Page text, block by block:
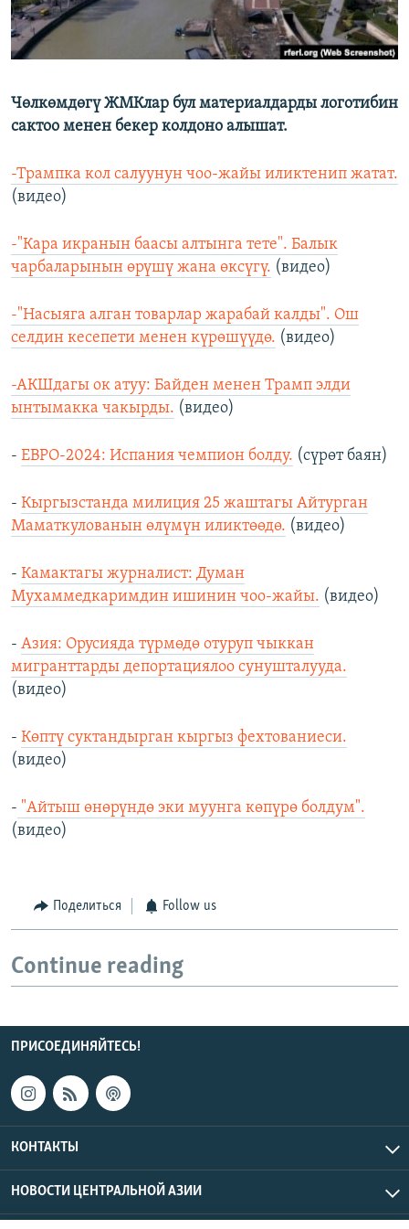
Чөлкөмдөгү ЖМКлар бул материалдарды логотибин
сактоо менен бекер колдоно алышат.
-Трампка кол салуунун чоо-жайы иликтенип жатат.
(видео)
-"Кара икранын баасы алтынга тете". Балык
чарбаларынын өрүшү жана өксүгү. (видео)
-"Насыяга алган товарлар жарабай калды". Ош
селдин кесепети менен күрөшүүдө. (видео)
-АКШдагы ок атуу: Байден менен Трамп элди
ынтымакка чакырды. (видео)
- ЕВРО-2024: Испания чемпион болду. (сүрөт баян)
- Кыргызстанда милиция 25 жаштагы Айтурган
Маматкулованын өлүмүн иликтөөдө. (видео)
- Камактагы журналист: Думан
Мухаммедкаримдин ишинин чоо-жайы. (видео)
- Азия: Орусияда түрмөдө отуруп чыккан
мигранттарды депортациялоо сунушталууда.
(видео)
- Көптү суктандырган кыргыз фехтованиеси.
(видео)
- "Айтыш өнөрүндө эки муунга көпүрө болдум".
(видео)
Поделиться Follow us
Continue reading
ПРИСОЕДИНЯЙТЕСЬ!
КОНТАКТЫ
НОВОСТИ ЦЕНТРАЛЬНОЙ АЗИИ